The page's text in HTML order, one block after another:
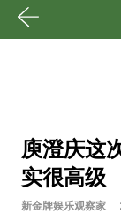
庾澄庆这
实很高级
新金牌娱乐观察家